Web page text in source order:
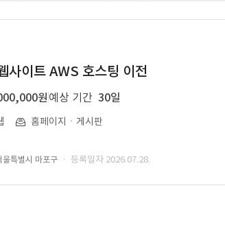
사이트 AWS 호스팅 이전
원 예상 기간 30일
홈페이지ㆍ게시판
울특별시 마포구 · 등록일자 2026.07.28.